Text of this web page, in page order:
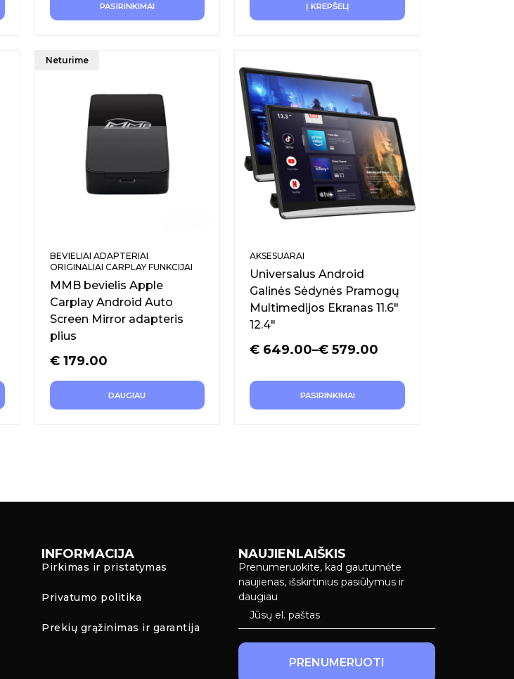
PASIRINKIMAI Į KREPŠELĮ
Neturime
BEVIELIAI ADAPTERIAI
ORIGINALIAI CARPLAY FUNKCIJAI
MMB bevielis Apple
Carplay Android Auto
Screen Mirror adapteris
plius
€179.00
DAUGIAU
AKSESUARAI
Universalus Android
Galinės Sėdynės Pramogų
Multimedijos Ekranas 11.6″
12.4″
€ 579.00
–
€ 649.00
PASIRINKIMAI
INFORMACIJA
Pirkimas ir pristatymas
Privatumo politika
Prekių grąžinimas ir garantija
NAUJIENLAIŠKIS
Prenumeruokite, kad gautumėte
naujienas, išskirtinius pasiūlymus ir
daugiau
PRENUMERUOTI